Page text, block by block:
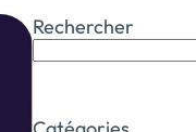
Rechercher